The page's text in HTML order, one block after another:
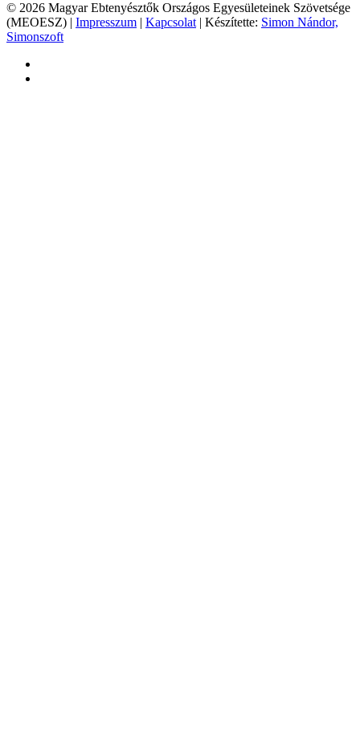
© 2026 Magyar Ebtenyésztők Országos Egyesületeinek Szövetsége
(MEOESZ) | Impresszum | Kapcsolat | Készítette: Simon Nándor,
Simonszoft